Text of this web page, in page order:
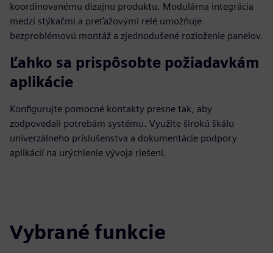
koordinovanému dizajnu produktu. Modulárna integrácia
medzi stýkačmi a preťažovými relé umožňuje
bezproblémovú montáž a zjednodušené rozloženie panelov.
Ľahko sa prispôsobte požiadavkám
aplikácie
Konfigurujte pomocné kontakty presne tak, aby
zodpovedali potrebám systému. Využite širokú škálu
univerzálneho príslušenstva a dokumentácie podpory
aplikácií na urýchlenie vývoja riešení.
Vybrané funkcie